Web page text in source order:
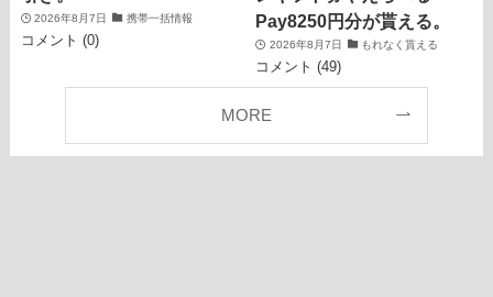
2026年8月7日 携帯一括情報
コメント (0)
Pay8250円分が貰える。
2026年8月7日 もれなく貰える
コメント (49)
MORE